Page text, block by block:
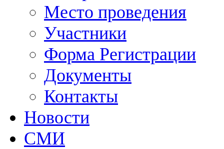
Место проведения
Участники
Форма Регистрации
Документы
Контакты
Новости
СМИ